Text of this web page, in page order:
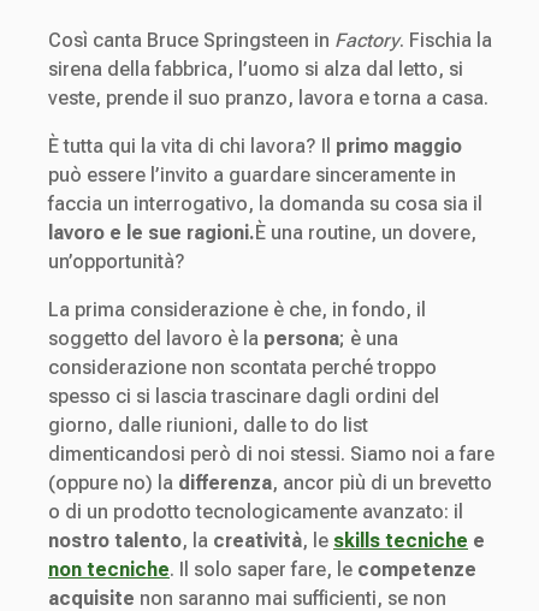
Così canta Bruce Springsteen in Factory. Fischia la
sirena della fabbrica, l’uomo si alza dal letto, si
veste, prende il suo pranzo, lavora e torna a casa.
È tutta qui la vita di chi lavora? Il primo maggio
può essere l’invito a guardare sinceramente in
faccia un interrogativo, la domanda su cosa sia il
lavoro e le sue ragioni.È una routine, un dovere,
un’opportunità?
La prima considerazione è che, in fondo, il
soggetto del lavoro è la persona; è una
considerazione non scontata perché troppo
spesso ci si lascia trascinare dagli ordini del
giorno, dalle riunioni, dalle to do list
dimenticandosi però di noi stessi. Siamo noi a fare
(oppure no) la differenza, ancor più di un brevetto
o di un prodotto tecnologicamente avanzato: il
nostro talento, la creatività, le skills tecniche e
non tecniche. Il solo saper fare, le competenze
acquisite non saranno mai sufficienti, se non